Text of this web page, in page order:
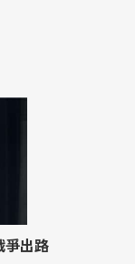
爭出路